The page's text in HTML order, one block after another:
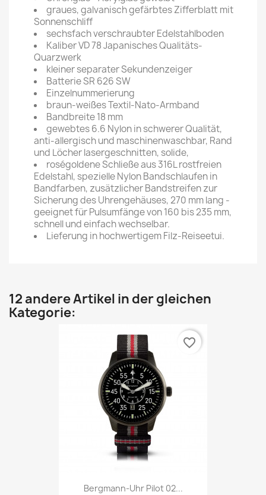
graues, galvanisch gefärbtes Zifferblatt mit
Sonnenschliff
sechsfach verschraubter Edelstahlboden
Kaliber VD 78 Japanisches Qualitäts-
Quarzwerk
kleiner separater Sekundenzeiger
Batterie SR 626 SW
Einzelnummerierung
braun-weißes Textil-Nato-Armband
Bandbreite 18 mm
gewebtes 6.6 Nylon in schwerer Qualität,
anti-allergisch und maschinenwaschbar, Rand
und Löcher lasergeschnitten, solide,
roségoldene Schließe aus 316L rostfreien
Edelstahl, spezielle Nylon Bandschlaufen in
Bandfarben, zusätzlicher Bandstreifen zur
Sicherung des Uhrengehäuses, 270 mm lang -
geeignet für Pulsumfänge von 160 bis 235 mm,
schnell und einfach wechselbar.
Lieferung in hochwertigem Filz-Reiseetui.
12 andere Artikel in der gleichen
Kategorie:
Bergmann-Uhr Pilot 02...
favorite_border